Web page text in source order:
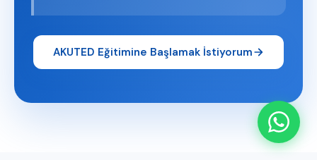
AKUTED Eğitimine Başlamak İstiyorum